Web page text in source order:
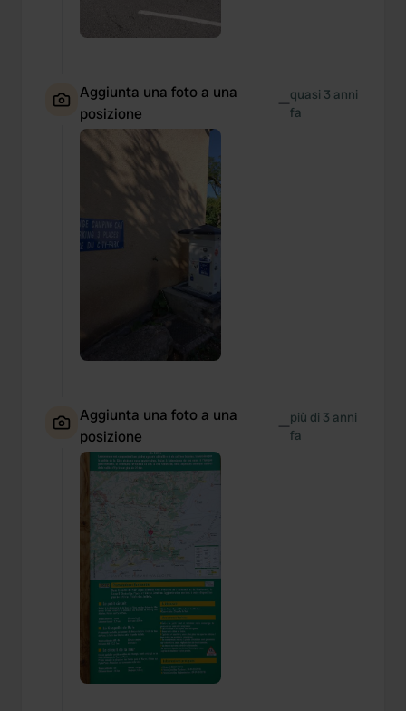
Aggiunta una foto a una
posizione
—quasi 3 anni
fa
Aggiunta una foto a una
posizione
—più di 3 anni
fa